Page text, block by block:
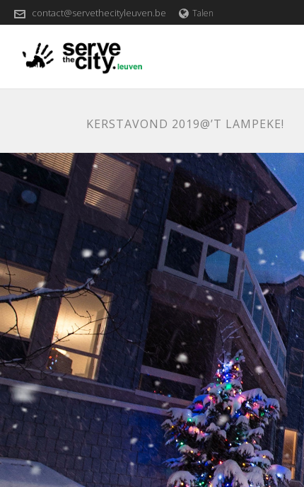
contact@servethecityleuven.be Talen
KERSTAVOND 2019@’T LAMPEKE!